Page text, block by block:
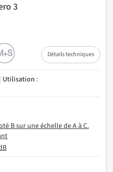
3
Détails techniques
Utilisation :